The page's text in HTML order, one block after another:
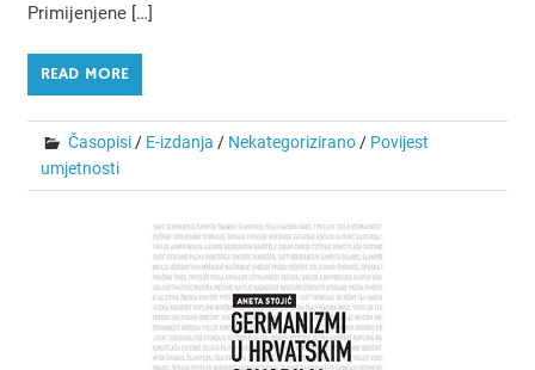
Primijenjene […]
READ MORE
Časopisi/ E-izdanja / Nekategorizirano/ Povijest
umjetnosti